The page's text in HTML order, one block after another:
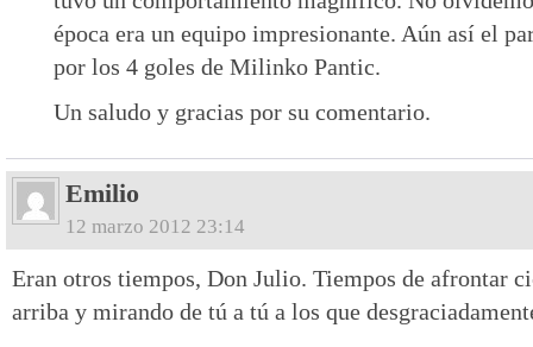
época era un equipo impresionante. Aún así el
por los 4 goles de Milinko Pantic.
Un saludo y gracias por su comentario.
Emilio
12 marzo 2012 23:14
Eran otros tiempos, Don Julio. Tiempos de afrontar
arriba y mirando de tú a tú a los que